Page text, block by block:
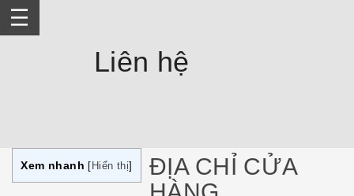
Skip
Liên hệ
Xem nhanh Hiển thị
ĐỊA CHỈ CỬA